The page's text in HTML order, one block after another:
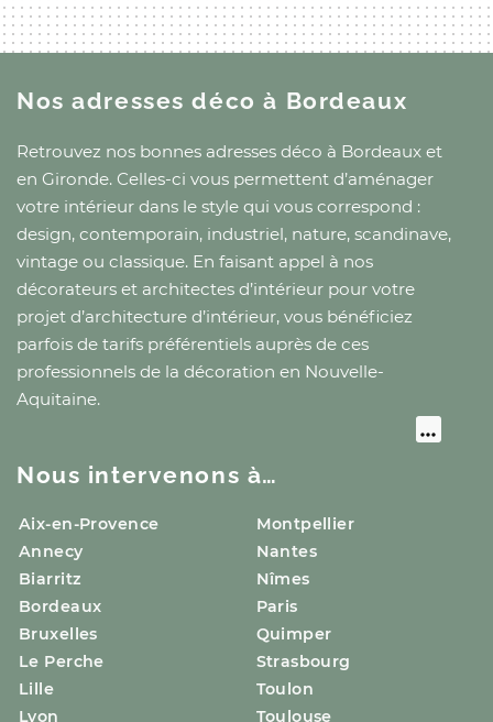
Nos adresses décoà Bordeaux
Retrouvez nos bonnes adresses déco à Bordeaux et
en Gironde. Celles-ci vous permettent d’aménager
votre intérieur dans le style qui vous correspond :
design, contemporain, industriel, nature, scandinave,
vintage ou classique. En faisant appel à nos
décorateurs et architectes d’intérieur pour votre
projet d’architecture d’intérieur, vous bénéficiez
parfois de tarifs préférentiels auprès de ces
professionnels de la décoration en Nouvelle-
Aquitaine.
Nous intervenons à…
Aix-en-Provence
Annecy
Biarritz
Bordeaux
Bruxelles
Le Perche
Lille
Lyon
Montpellier
Nantes
Nîmes
Paris
Quimper
Strasbourg
Toulon
Toulouse